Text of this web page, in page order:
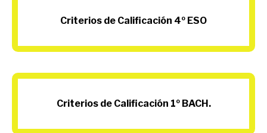
Criterios de Calificación 4º ESO
Criterios de Calificación 1º BACH.